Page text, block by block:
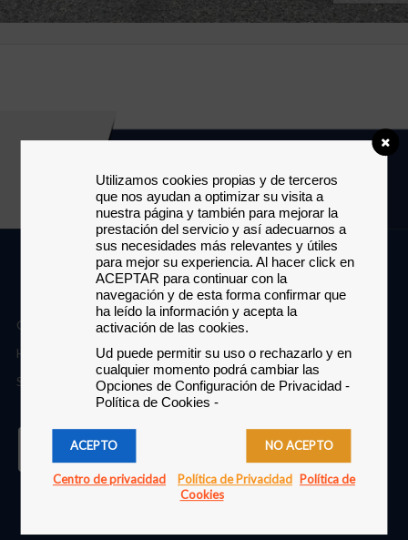
ATENCIÓN AL CLIENTE
0800 8425
Quienes Somos
Historia
Sistema de Gestión Integrado
TRABAJE CON NOSOTROS
Utilizamos cookies propias y de terceros
que nos ayudan a optimizar su visita a
nuestra página y también para mejorar la
prestación del servicio y así adecuarnos a
sus necesidades más relevantes y útiles
para mejor su experiencia. Al hacer click en
ACEPTAR para continuar con la
navegación y de esta forma confirmar que
ha leído la información y acepta la
activación de las cookies.
Ud puede permitir su uso o rechazarlo y en
cualquier momento podrá cambiar las
Opciones de Configuración de Privacidad -
Política de Cookies -
ACEPTO NO ACEPTO
Centro de privacidad Política de Privacidad Política de
Cookies